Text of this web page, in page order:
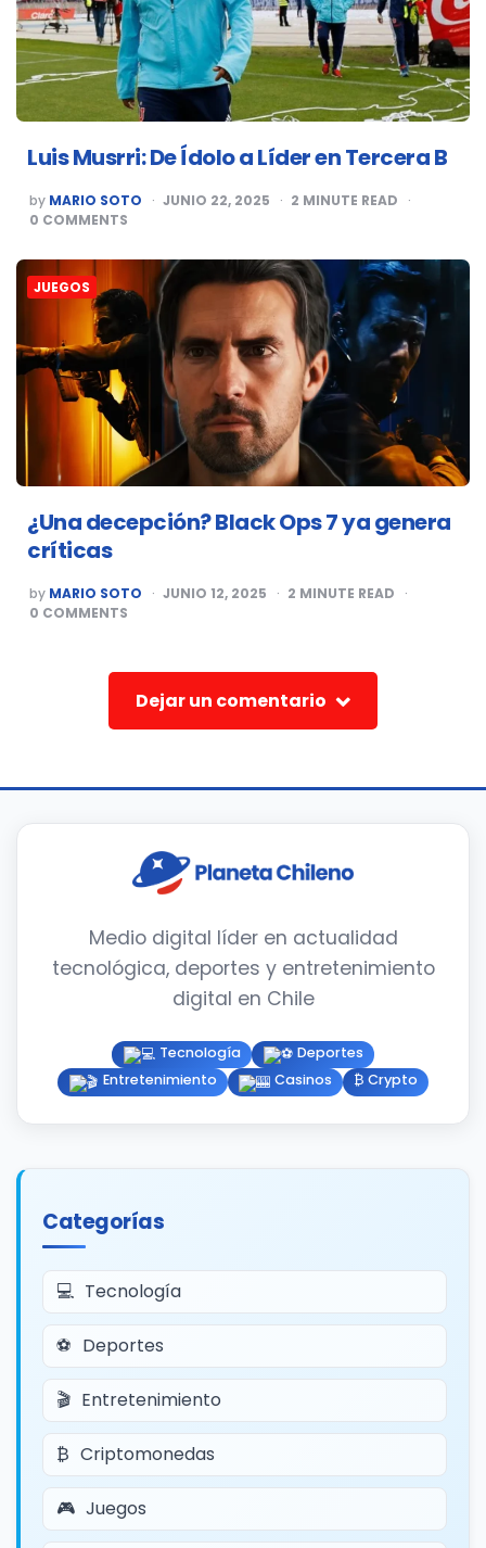
Luis Musrri: De Ídolo a Líder en Tercera B
POSTED
BY
by MARIO SOTO JUNIO 22, 2025 2 MINUTE READ
0 COMMENTS
JUEGOS
¿Una decepción? Black Ops 7 ya genera
críticas
POSTED
BY
by MARIO SOTO JUNIO 12, 2025 2 MINUTE READ
0 COMMENTS
Dejar un comentario
Medio digital líder en actualidad
tecnológica, deportes y entretenimiento
digital en Chile
Tecnología
Deportes
Entretenimiento
Casinos ₿ Crypto
Categorías
Tecnología
Deportes
Entretenimiento
Criptomonedas
Juegos